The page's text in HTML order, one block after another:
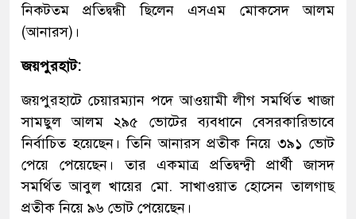
নিকটতম প্রতিদ্বন্ধী ছিলেন এসএম মোকসেদ আলম
(আনারস)।
জয়পুরহাট:
জয়পুরহাটে চেয়ারম্যান পদে আওয়ামী লীগ সমর্থিত খাজা
সামছুল আলম ২৯৫ ভোটের ব্যবধানে বেসরকারিভাবে
নির্বাচিত হয়েছেন। তিনি আনারস প্রতীক নিয়ে ৩৯১ ভোট
পেয়ে পেয়েছেন। তার একমাত্র প্রতিদ্বন্দ্বী প্রার্থী জাসদ
সমর্থিত আবুল খায়ের মো. সাখাওয়াত হোসেন তালগাছ
প্রতীক নিয়ে ৯৬ ভোট পেয়েছেন।